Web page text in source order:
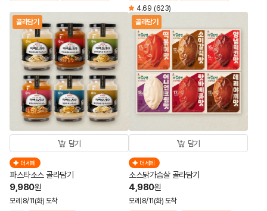
4.69 (623)
골라담기
담기
더세페
파스타소스 골라담기
9,980원
모레 8/11(화) 도착
골라담기
담기
더세페
소스닭가슴살 골라담기
4,980원
모레 8/11(화) 도착